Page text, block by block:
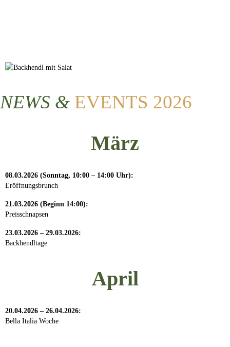
NEWS & EVENTS 2026
März
08.03.2026 (Sonntag, 10:00 – 14:00 Uhr):
Eröffnungsbrunch
21.03.2026 (Beginn 14:00):
Preisschnapsen
23.03.2026 – 29.03.2026:
Backhendltage
April
20.04.2026 – 26.04.2026:
Bella Italia Woche